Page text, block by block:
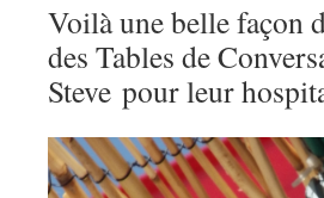
Voilà une belle façon
des Tables de
Steve pour leur